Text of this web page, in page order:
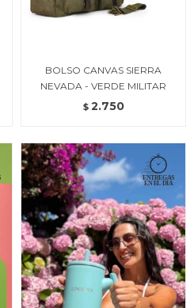
BOLSO CANVAS SIERRA
NEVADA - VERDE MILITAR
$ 2.750